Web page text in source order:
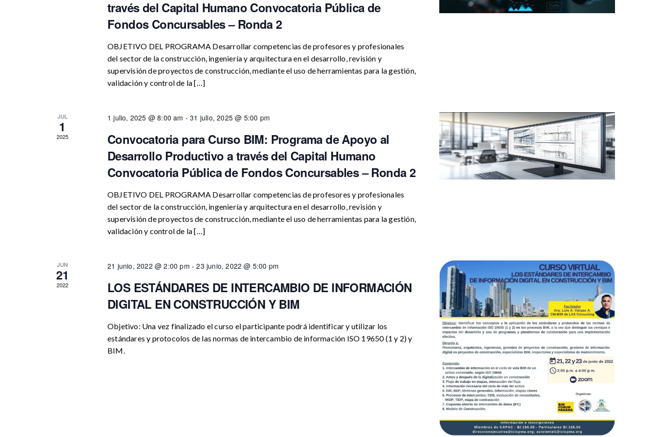
través del Capital Humano Convocatoria Pública de
Fondos Concursables – Ronda 2
OBJETIVO DEL PROGRAMA Desarrollar competencias de profesores y profesionales
del sector de la construcción, ingeniería y arquitectura en el desarrollo, revisión y
supervisión de proyectos de construcción, mediante el uso de herramientas para la gestión,
validación y control de la […]
JUL
1
2025
1 julio, 2025 @ 8:00 am -31 julio, 2025 @ 5:00 pm
Convocatoria para Curso BIM: Programa de Apoyo al
Desarrollo Productivo a través del Capital Humano
Convocatoria Pública de Fondos Concursables – Ronda 2
OBJETIVO DEL PROGRAMA Desarrollar competencias de profesores y profesionales
del sector de la construcción, ingeniería y arquitectura en el desarrollo, revisión y
supervisión de proyectos de construcción, mediante el uso de herramientas para la gestión,
validación y control de la […]
JUN
21
2022
21 junio, 2022 @ 2:00 pm -23 junio, 2022 @ 5:00 pm
LOS ESTÁNDARES DE INTERCAMBIO DE INFORMACIÓN
DIGITAL EN CONSTRUCCIÓN Y BIM
Objetivo: Una vez finalizado el curso el participante podrá identificar y utilizar los
estándares y protocolos de las normas de intercambio de información ISO 19650 (1 y 2) y
BIM.